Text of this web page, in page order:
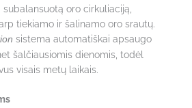
subalansuotą oro cirkuliaciją,
tiekiamo ir šalinamo oro srautų.
sistema automatiškai apsaugo
šalčiausiomis dienomis, todėl
visais metų laikais.